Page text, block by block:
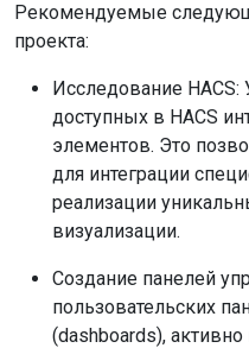
Рекомендуемые
проекта:
Исследование
доступных в HACS
элементов. Это
для интеграции
реализации
визуализации.
Создание панелей
пользовательских
(dashboards),